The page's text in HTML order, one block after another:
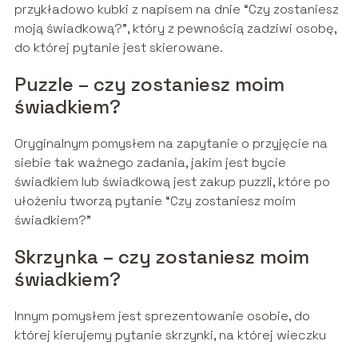
przykładowo kubki z napisem na dnie “Czy zostaniesz
moją świadkową?”, który z pewnością zadziwi osobę,
do której pytanie jest skierowane.
Puzzle – czy zostaniesz moim
świadkiem?
Oryginalnym pomysłem na zapytanie o przyjęcie na
siebie tak ważnego zadania, jakim jest bycie
świadkiem lub świadkową jest zakup puzzli, które po
ułożeniu tworzą pytanie “Czy zostaniesz moim
świadkiem?”
Skrzynka – czy zostaniesz moim
świadkiem?
Innym pomysłem jest sprezentowanie osobie, do
której kierujemy pytanie skrzynki, na której wieczku